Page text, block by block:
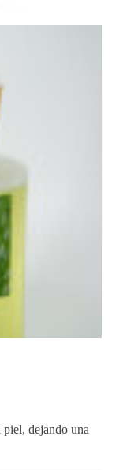
dejando una